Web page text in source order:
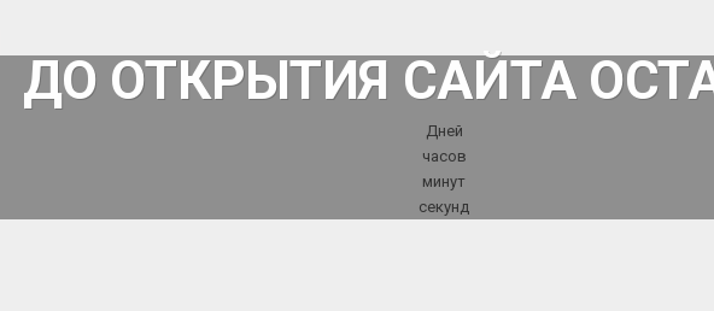
ДО ОТКРЫТИЯ САЙТА
Дней
часов
минут
секунд